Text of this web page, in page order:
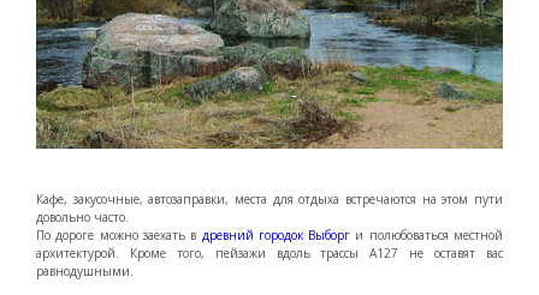
Кафе, закусочные, автозаправки, места для отдыха встречаются на этом пути
довольно часто.
По дороге можно заехать в древний городок Выборг и полюбоваться местной
архитектурой. Кроме того, пейзажи вдоль трассы А127 не оставят вас
равнодушными.